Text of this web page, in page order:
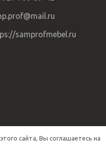
samprofmebel.ru
сайта, Вы соглашаетесь на